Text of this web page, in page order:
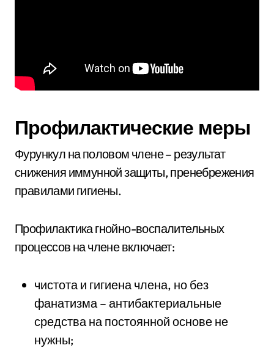
Профилактические меры
Фурункул на половом члене – результат
снижения иммунной защиты, пренебрежения
правилами гигиены.
Профилактика гнойно-воспалительных
процессов на члене включает:
чистота и гигиена члена, но без
фанатизма – антибактериальные
средства на постоянной основе не
нужны;